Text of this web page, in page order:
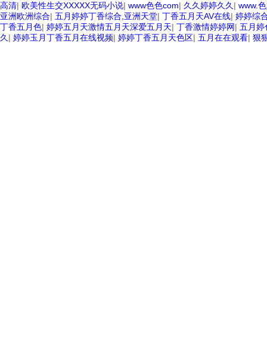
高清| 欧美性生交XXXXX无码小说| www色色com| 久久婷婷久久 | www.
亚洲欧洲综合| 五月婷婷丁香综合,亚洲天堂| 丁香五月天AV在线| 婷婷综
丁香五月色| 婷婷五月天激情五月天深爱五月天| 丁香激情婷婷网| 五月婷
久 | 婷婷玉月丁香五月在线视频| 婷婷丁香五月天色区| 五月在在观看| 狠